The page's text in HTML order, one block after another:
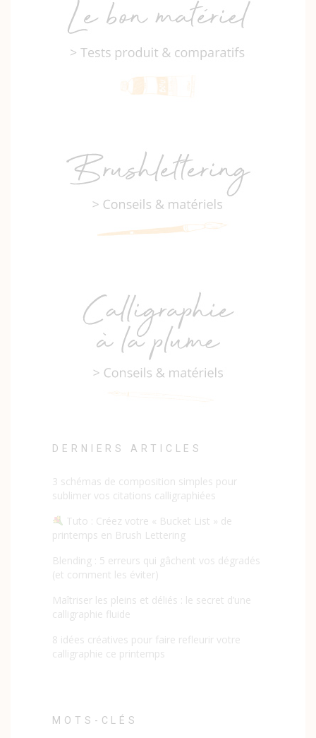
DERNIERS ARTICLES
3 schémas de composition simples pour
sublimer vos citations calligraphiées
Tuto : Créez votre « Bucket List » de
printemps en Brush Lettering
Blending : 5 erreurs qui gâchent vos dégradés
(et comment les éviter)
Maîtriser les pleins et déliés : le secret d’une
calligraphie fluide
8 idées créatives pour faire refleurir votre
calligraphie ce printemps
MOTS-CLÉS